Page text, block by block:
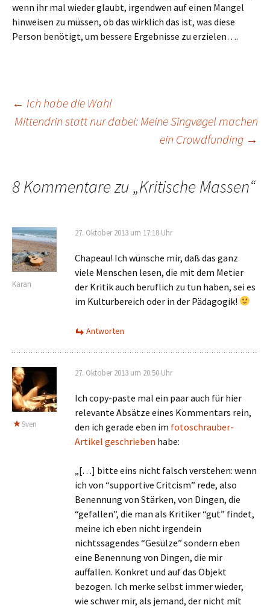
wenn ihr mal wieder glaubt, irgendwen auf einen Mangel
hinweisen zu müssen, ob das wirklich das ist, was diese
Person benötigt, um bessere Ergebnisse zu erzielen….
Beitragsnavigation
← Ich habe die Wahl
Mittendrin statt nur dabei: Meine Singvøgel machen
ein Crowdfunding →
8 Kommentare zu „Kritische Massen“
Karan
27. Oktober 2013 um 17:18 Uhr
Chapeau! Ich wünsche mir, daß das ganz
viele Menschen lesen, die mit dem Metier
der Kritik auch beruflich zu tun haben, sei es
im Kulturbereich oder in der Pädagogik!
Antworten
Sven
27. Oktober 2013 um 20:50 Uhr
Ich copy-paste mal ein paar auch für hier
relevante Absätze eines Kommentars rein,
den ich gerade eben im fotoschrauber-
Artikel geschrieben habe:
„[…] bitte eins nicht falsch verstehen: wenn
ich von “supportive Critcism” rede, also
Benennung von Stärken, von Dingen, die
“gefallen”, die man als Kritiker “gut” findet,
meine ich eben nicht irgendein
nichtssagendes “Gesülze” sondern eben
eine Benennung von Dingen, die mir
auffallen. Konkret und auf das Objekt
bezogen. Ich merke selbst immer wieder,
wie schwer mir, als jemand, der nicht mit